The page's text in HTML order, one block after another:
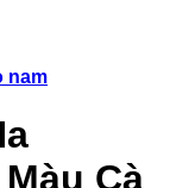
nam
Cà